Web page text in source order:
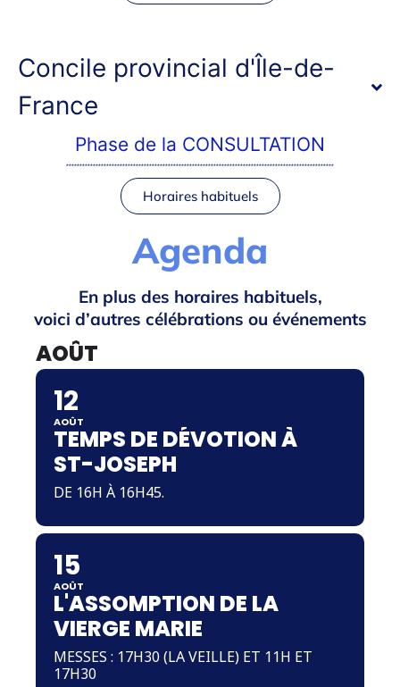
Concile provincial d'Île-de-
France
Phase de la CONSULTATION
****************************************************************************************************
Horaires habituels
Agenda
En plus des horaires habituels,
voici d’autres célébrations ou événements
AOÛT
12
AOÛT
TEMPS DE DÉVOTION À
ST-JOSEPH
DE 16H À 16H45.
15
AOÛT
L'ASSOMPTION DE LA
VIERGE MARIE
MESSES : 17H30 (LA VEILLE) ET 11H ET
17H30